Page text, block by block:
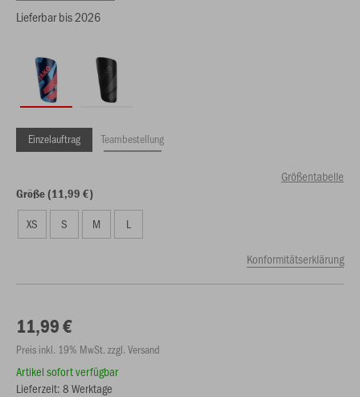
Lieferbar bis 2026
Einzelauftrag Teambestellung
Größentabelle
Größe (11,99 €)
XS S M L
Konformitätserklärung
11,99 €
Preis inkl. 19% MwSt. zzgl. Versand
Artikel sofort verfügbar
Lieferzeit: 8 Werktage